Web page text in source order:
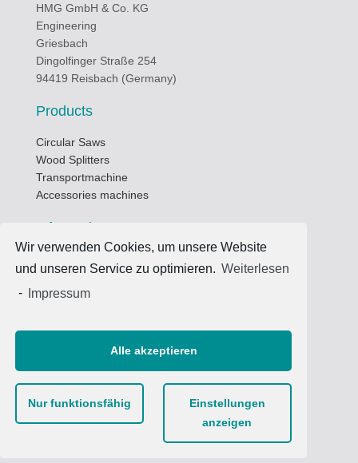
Wir verwenden Cookies, um unsere Website
und unseren Service zu optimieren. Weiterlesen
-
Impressum
Alle akzeptieren
Nur funktionsfähig
Einstellungen
anzeigen
HMG GmbH & Co. KG
Engineering
Griesbach
Dingolfinger Straße 254
94419 Reisbach (Germany)
Products
Circular Saws
Wood Splitters
Transportmachine
Accessories machines
Informations
Data privacy protection
Terms of use
Phone: +49 (0) 8734/9384-0
www.HMG-Maschinen.de
Info@HMG-Maschinen.de